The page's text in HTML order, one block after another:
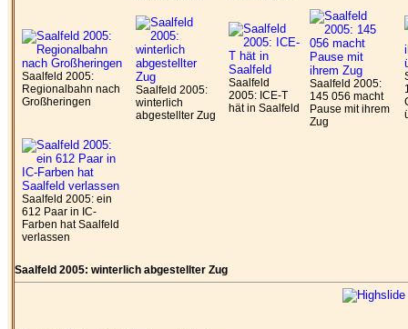
Saalfeld 2005:
Regionalbahn nach
Großheringen
Saalfeld 2005:
winterlich
abgestellter Zug
Saalfeld
2005: ICE-T
hät in Saalfeld
Saalfeld 2005:
145 056 macht
Pause mit ihrem
Zug
Saalfeld 2005: ein
612 Paar in IC-
Farben hat Saalfeld
verlassen
Saalfeld 2005: winterlich abgestellter Zug